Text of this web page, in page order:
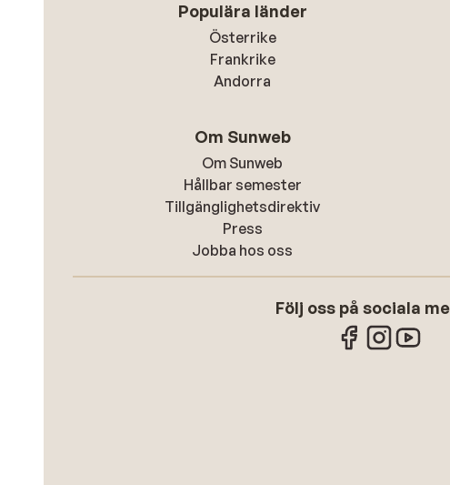
Populära länder
Österrike
Frankrike
Andorra
Om Sunweb
Om Sunweb
Hållbar semester
Tillgänglighetsdirektiv
Press
Jobba hos oss
Följ oss på sociala